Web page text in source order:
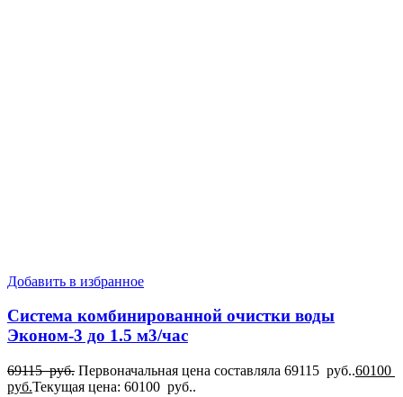
Добавить в избранное
Система комбинированной очистки воды
Эконом-3 до 1.5 м3/час
69115руб. Первоначальная цена составляла 69115 руб..60100
руб.Текущая цена: 60100 руб..